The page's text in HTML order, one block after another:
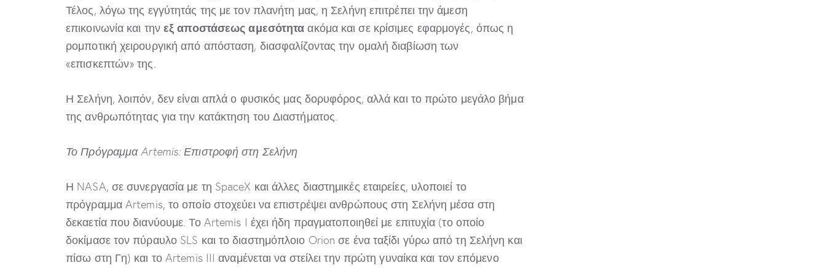
Τέλος, λόγω της εγγύτητάς της με τον πλανήτη μας, η Σελήνη επιτρέπει την άμεση
επικοινωνία και την εξ αποστάσεως αμεσότητα ακόμα και σε κρίσιμες εφαρμογές, όπως η
ρομποτική χειρουργική από απόσταση, διασφαλίζοντας την ομαλή διαβίωση των
«επισκεπτών» της.
Η Σελήνη, λοιπόν, δεν είναι απλά ο φυσικός μας δορυφόρος, αλλά και το πρώτο μεγάλο βήμα
της ανθρωπότητας για την κατάκτηση του Διαστήματος.
Το Πρόγραμμα Artemis: Επιστροφή στη Σελήνη
Η NASA, σε συνεργασία με τη SpaceX και άλλες διαστημικές εταιρείες, υλοποιεί το
πρόγραμμα Artemis, το οποίο στοχεύει να επιστρέψει ανθρώπους στη Σελήνη μέσα στη
δεκαετία που διανύουμε. Το Artemis I έχει ήδη πραγματοποιηθεί με επιτυχία (το οποίο
δοκίμασε τον πύραυλο SLS και το διαστημόπλοιο Orion σε ένα ταξίδι γύρω από τη Σελήνη και
πίσω στη Γη) και το Artemis III αναμένεται να στείλει την πρώτη γυναίκα και τον επόμενο